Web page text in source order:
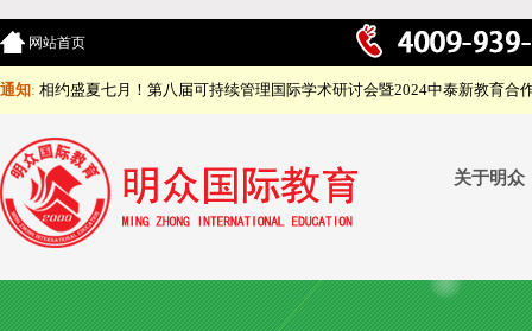
网站首页
通知: 相约盛夏七月！第八届可持续管理国际学术研讨会暨2024中泰新教育合
关于明众